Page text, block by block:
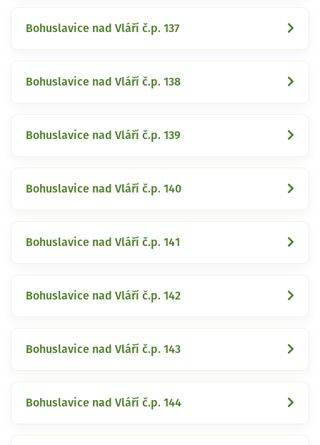
Bohuslavice nad Vláří č.p. 137
Bohuslavice nad Vláří č.p. 138
Bohuslavice nad Vláří č.p. 139
Bohuslavice nad Vláří č.p. 140
Bohuslavice nad Vláří č.p. 141
Bohuslavice nad Vláří č.p. 142
Bohuslavice nad Vláří č.p. 143
Bohuslavice nad Vláří č.p. 144